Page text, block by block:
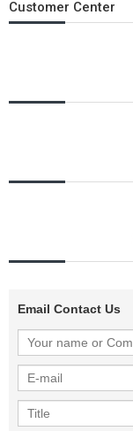
Customer Center
Email Contact Us